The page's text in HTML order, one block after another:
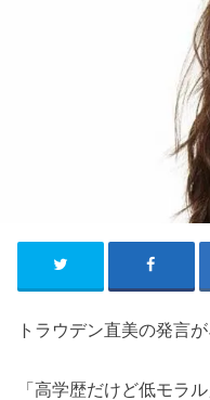
トラウデン直美の発言
「高学歴だけど低モラ